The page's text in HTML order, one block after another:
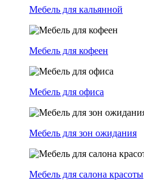
Мебель для кальянной
Мебель для кофеен
Мебель для офиса
Мебель для зон ожидания
Мебель для салона красоты